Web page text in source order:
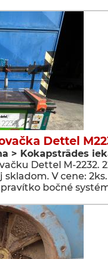
Dettel
> Kokapstrādes
Dettel M-2232.
skladom. V cene:
bočné